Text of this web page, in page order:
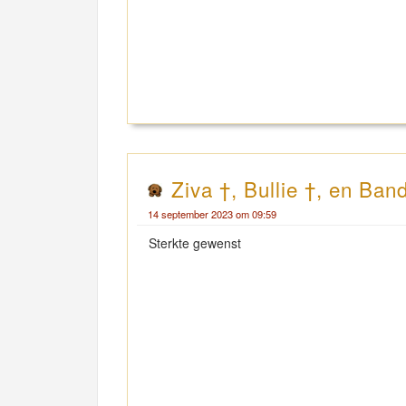
Ziva †, Bullie †, en
14 september 2023 om 09:59
Sterkte gewenst